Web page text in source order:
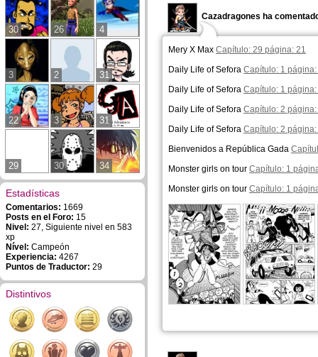
30 26 4
3 2 31
22 3 31
29 30 34
Estadísticas
Comentarios: 1669
Posts en el Foro: 15
Nivel: 27, Siguiente nivel en 583
xp
Nível: Campeón
Experiencia: 4267
Puntos de Traductor: 29
Distintivos
Cazadragones ha
Mery X Max Capítulo: 29 página: 21
Daily Life of Sefora Capítulo: 1 página:
Daily Life of Sefora Capítulo: 1 página:
Daily Life of Sefora Capítulo: 2 página:
Daily Life of Sefora Capítulo: 2 página:
Bienvenidos a República Gada
Monster girls on tour Capítulo: 1
Monster girls on tour Capítulo: 1